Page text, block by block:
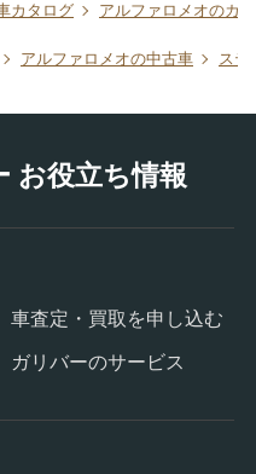
カタログ アルファロメオのカ
アルファロメオの中古車 ステ
お役立ち情報
車査定・買取を申し込む
ガリバーのサービス